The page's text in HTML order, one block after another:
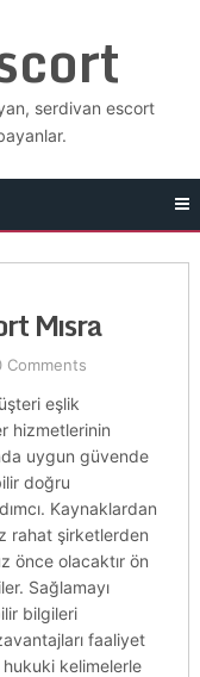
serdivan escort
Mısra
Comments
eşlik
hizmetlerinin
uygun güvende
doğru
Kaynaklardan
rahat şirketlerden
önce olacaktır ön
Sağlamayı
bilgileri
faaliyet
hukuki kelimelerle